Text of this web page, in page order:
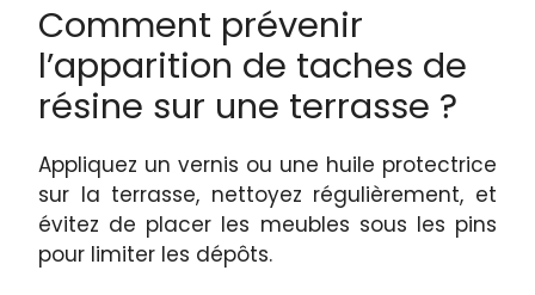
Comment prévenir
l’apparition de taches de
résine sur une terrasse ?
Appliquez un vernis ou une huile protectrice
sur la terrasse, nettoyez régulièrement, et
évitez de placer les meubles sous les pins
pour limiter les dépôts.